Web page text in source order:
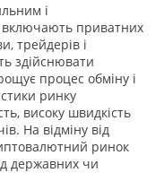
і
включають приватних
трейдерів і
здійснювати
процес обміну і
ринку
високу швидкість
На відміну від
ринок
державних чи